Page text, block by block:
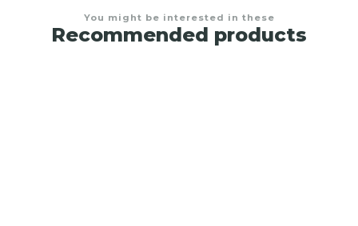
You might be interested in these
Recommended products